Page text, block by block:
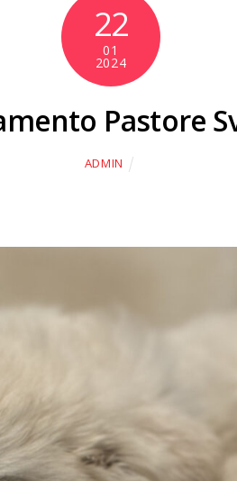
22
01
2024
Pastore
ADMIN